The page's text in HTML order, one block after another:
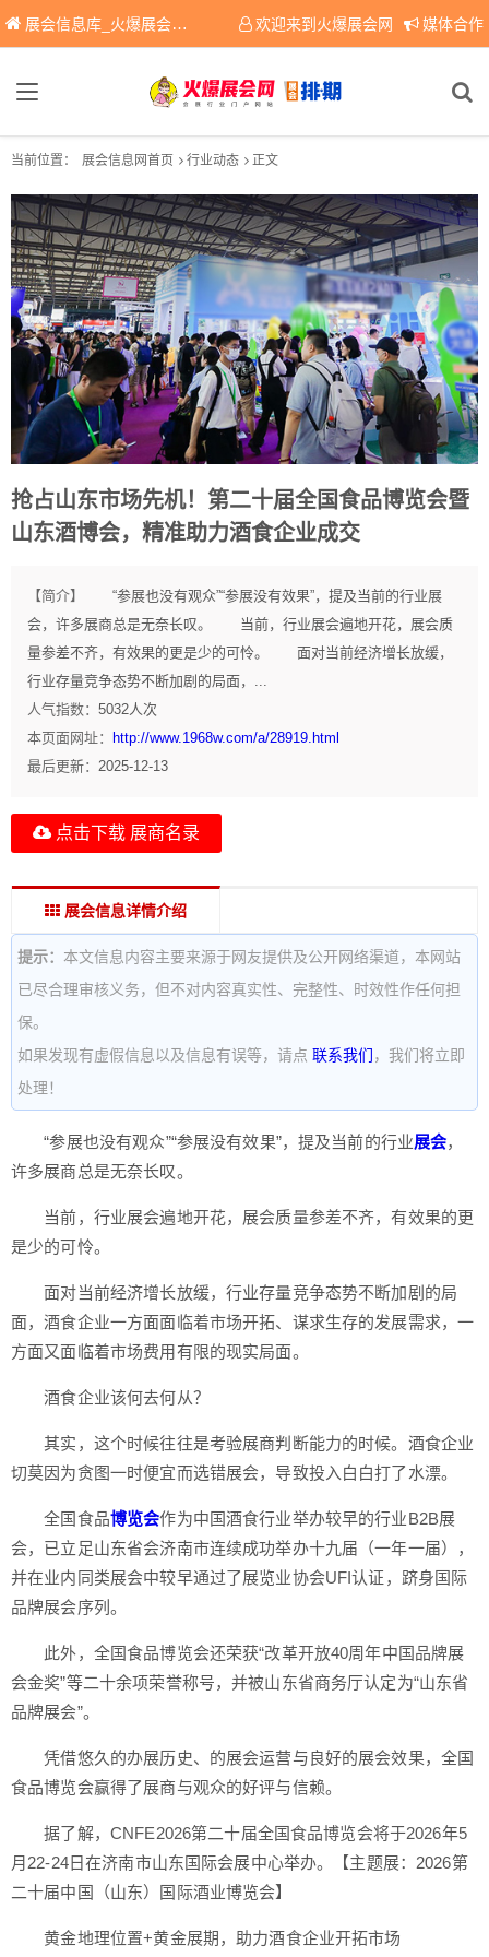
展会信息库_火爆展会网免费展会信息查询平台，提供专业会展服务！ 欢迎来到火爆展会网 媒体合作
当前位置： 展会信息网首页 行业动态 正文
抢占山东市场先机！第二十届全国食品博览会暨
山东酒博会，精准助力酒食企业成交
【简介】
“参展也没有观众”“参展没有效果”，提及当前的行业展
会，许多展商总是无奈长叹。 当前，行业展会遍地开花，展会质
量参差不齐，有效果的更是少的可怜。 面对当前经济增长放缓，
行业存量竞争态势不断加剧的局面，...
人气指数： 5032人次
本页面网址：
http://www.1968w.com/a/28919.html
最后更新： 2025-12-13
点击下载 展商名录
展会信息详情介绍
提示： 本文信息内容主要来源于网友提供及公开网络渠道，本网站
已尽合理审核义务，但不对内容真实性、完整性、时效性作任何担
保。
如果发现有虚假信息以及信息有误等，请点 联系我们 ，我们将立即
处理！
“参展也没有观众”“参展没有效果”，提及当前的行业展会，
许多展商总是无奈长叹。
当前，行业展会遍地开花，展会质量参差不齐，有效果的更
是少的可怜。
面对当前经济增长放缓，行业存量竞争态势不断加剧的局
面，酒食企业一方面面临着市场开拓、谋求生存的发展需求，一
方面又面临着市场费用有限的现实局面。
酒食企业该何去何从？
其实，这个时候往往是考验展商判断能力的时候。酒食企业
切莫因为贪图一时便宜而选错展会，导致投入白白打了水漂。
全国食品博览会作为中国酒食行业举办较早的行业B2B展
会，已立足山东省会济南市连续成功举办十九届（一年一届），
并在业内同类展会中较早通过了展览业协会UFI认证，跻身国际
品牌展会序列。
此外，全国食品博览会还荣获“改革开放40周年中国品牌展
会金奖”等二十余项荣誉称号，并被山东省商务厅认定为“山东省
品牌展会”。
凭借悠久的办展历史、的展会运营与良好的展会效果，全国
食品博览会赢得了展商与观众的好评与信赖。
据了解，CNFE2026第二十届全国食品博览会将于2026年5
月22-24日在济南市山东国际会展中心举办。【主题展：2026第
二十届中国（山东）国际酒业博览会】
黄金地理位置+黄金展期，助力酒食企业开拓市场